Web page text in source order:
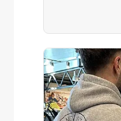
Breiter,